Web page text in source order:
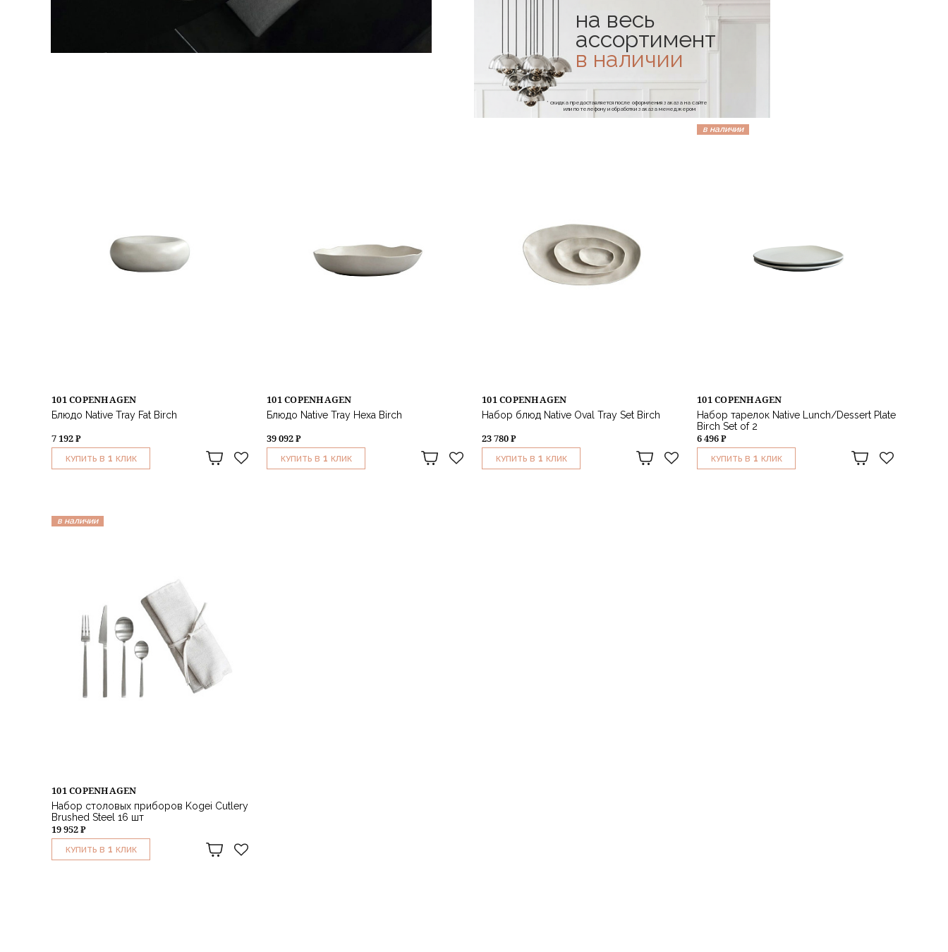
101 COPENHAGEN
Блюдо Native Tray Fat Birch
7 192 ₽
КУПИТЬ В 1 КЛИК
101 COPENHAGEN
Блюдо Native Tray Hexa Birch
39 092 ₽
КУПИТЬ В 1 КЛИК
101 COPENHAGEN
Набор блюд Native Oval Tray Set Birch
23 780 ₽
КУПИТЬ В 1 КЛИК
в наличии
101 COPENHAGEN
Набор тарелок Native Lunch/Dessert Plate
Birch Set of 2
6 496 ₽
КУПИТЬ В 1 КЛИК
в наличии
101 COPENHAGEN
Набор столовых приборов Kogei Cutlery
Brushed Steel 16 шт
19 952 ₽
КУПИТЬ В 1 КЛИК
на весь
ассортимент
в наличии
* скидка предоставляется после оформления заказа на сайте
или по телефону и обработки заказа менеджером